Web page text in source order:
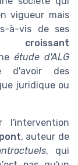
vigueur mais
à-vis de ses
croissant
étude d'ALG
d'avoir des
juridique ou
l'intervention
, auteur de
, qui